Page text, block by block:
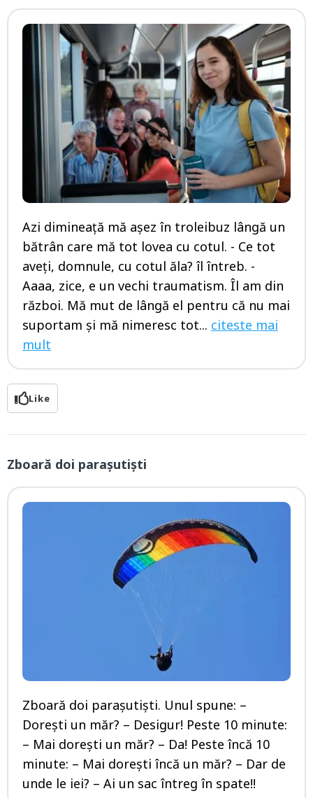
Azi dimineaţă mă aşez în troleibuz lângă un
bătrân care mă tot lovea cu cotul. - Ce tot
aveţi, domnule, cu cotul ăla? îl întreb. -
Aaaa, zice, e un vechi traumatism. Îl am din
război. Mă mut de lângă el pentru că nu mai
suportam şi mă nimeresc tot... citeste mai
mult
Like
Zboară doi parașutiști
Zboară doi parașutiști. Unul spune: –
Dorești un măr? – Desigur! Peste 10 minute:
– Mai dorești un măr? – Da! Peste încă 10
minute: – Mai dorești încă un măr? – Dar de
unde le iei? – Ai un sac întreg în spate!!